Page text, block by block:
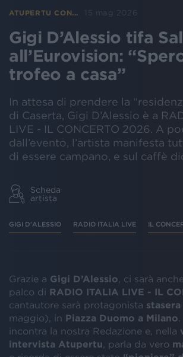
ATUPERTU CON... 15 mag 2026
Gigi D’Alessio tifa
all’Eurovision:
trofeo a casa”
In attesa di prendere la
di Caserta, Gigi D’Alessio è a
LIVE - IL CONCERTO 2026. A
dall’evento, l’artista manifesta
di essere campano, e sul caffè
Scheda
artista
GIGI D'ALESSIO RADIO ITALIA LIVE IL
Grazie a Gigi D’Alessio , ci sarà
palco di RADIO ITALIA LIVE - IL
cantautore sarà protagonista stasera
maggio), in Piazza Duomo a Milano
incontra la nostra Redazione e, nella
intervista Atupertu , parla da vero